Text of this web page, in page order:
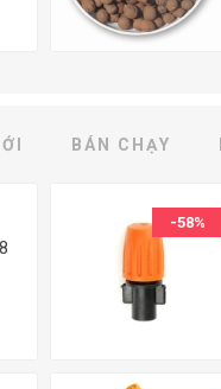
BÁN CHẠY
-58%